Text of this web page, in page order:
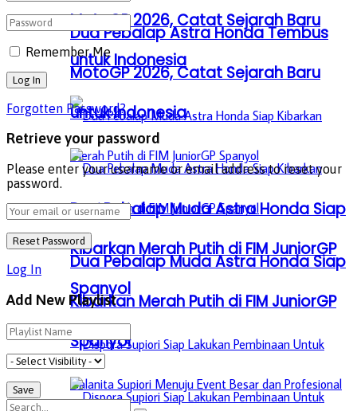
MotoGP 2026, Catat Sejarah Baru
untuk Indonesia
Dua Pebalap Muda Astra Honda Siap
Kibarkan Merah Putih di FIM JuniorGP
Spanyol
Dua Pebalap Astra Honda Tembus
MotoGP 2026, Catat Sejarah Baru
untuk Indonesia
Dua Pebalap Muda Astra Honda Siap
Kibarkan Merah Putih di FIM JuniorGP
Spanyol
Remember Me
Forgotten Password?
Retrieve your password
Please enter your username or email address to reset your
password.
Log In
Add New Playlist